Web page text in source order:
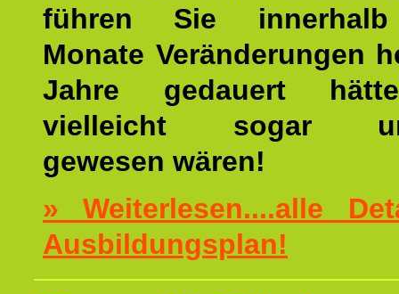
führen Sie
Monate Veränderungen
Jahre gedauert
vielleicht sogar
gewesen wären!
» Weiterlesen....alle
Ausbildungsplan!